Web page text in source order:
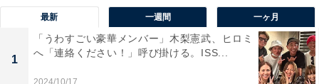
最新 一週間 一ヶ月
1
「うわすごい豪華メンバー」木梨憲武、ヒロミ
へ「連絡ください！」呼び掛ける。ISS...